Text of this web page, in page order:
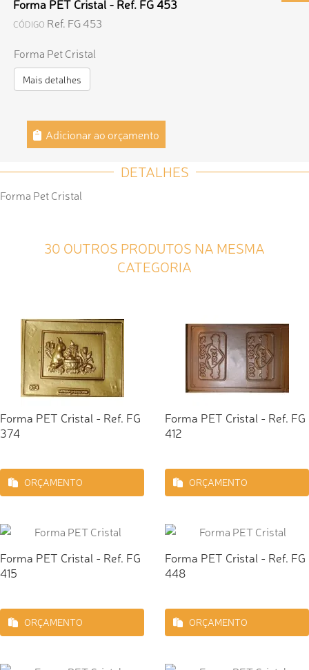
Forma PET Cristal - Ref. FG 453
CÓDIGO Ref. FG 453
Forma Pet Cristal
Mais detalhes
Adicionar ao orçamento
DETALHES
Forma Pet Cristal
30 OUTROS PRODUTOS NA MESMA
CATEGORIA
Forma PET Cristal - Ref. FG
374
ORÇAMENTO
Forma PET Cristal - Ref. FG
412
ORÇAMENTO
Forma PET Cristal - Ref. FG
415
ORÇAMENTO
Forma PET Cristal - Ref. FG
448
ORÇAMENTO